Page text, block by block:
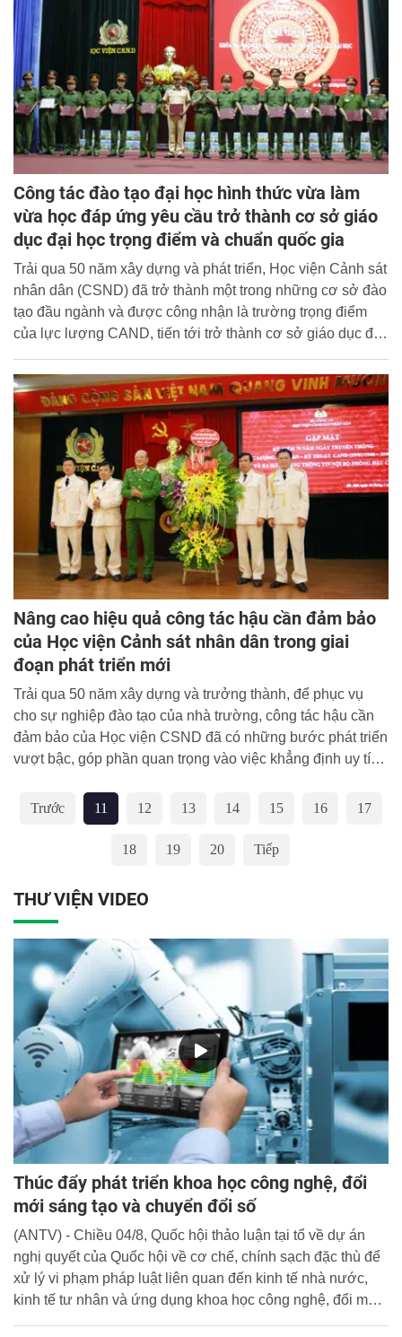
Công tác đào tạo đại học hình thức vừa làm
vừa học đáp ứng yêu cầu trở thành cơ sở giáo
dục đại học trọng điểm và chuẩn quốc gia
Trải qua 50 năm xây dựng và phát triển, Học viện Cảnh sát
nhân dân (CSND) đã trở thành một trong những cơ sở đào
tạo đầu ngành và được công nhận là trường trọng điểm
của lực lượng CAND, tiến tới trở thành cơ sở giáo dục đại
Nâng cao hiệu quả công tác hậu cần đảm bảo
của Học viện Cảnh sát nhân dân trong giai
đoạn phát triển mới
Trải qua 50 năm xây dựng và trưởng thành, để phục vụ
cho sự nghiệp đào tạo của nhà trường, công tác hậu cần
đảm bảo của Học viện CSND đã có những bước phát triển
vượt bậc, góp phần quan trọng vào việc khẳng định uy tín,
lượng Công an nhân dân và tiến tới là cơ sở giáo dục
trọng điểm và chuẩn Quốc gia
Trước 11 12 13 14 15 16 17
18 19 20 Tiếp
THƯ VIỆN VIDEO
Thúc đẩy phát triển khoa học công nghệ, đổi
mới sáng tạo và chuyển đổi số
(ANTV) - Chiều 04/8, Quốc hội thảo luận tại tổ về dự án
nghị quyết của Quốc hội về cơ chế, chính sạch đặc thù để
xử lý vi phạm pháp luật liên quan đến kinh tế nhà nước,
kinh tế tư nhân và ứng dụng khoa học công nghệ, đổi mới